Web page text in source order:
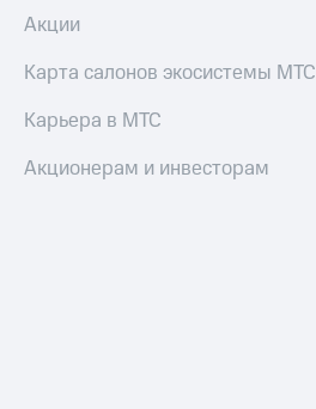
Акции
Карта салонов экосистемы МТС
Карьера в МТС
Акционерам и инвесторам